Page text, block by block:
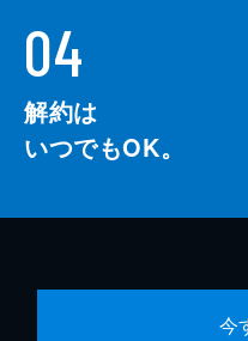
04
解約は
いつでもOK。
今